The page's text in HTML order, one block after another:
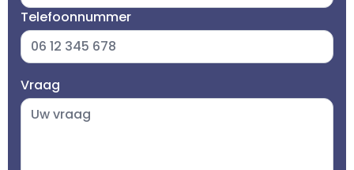
Telefoonnummer
Vraag